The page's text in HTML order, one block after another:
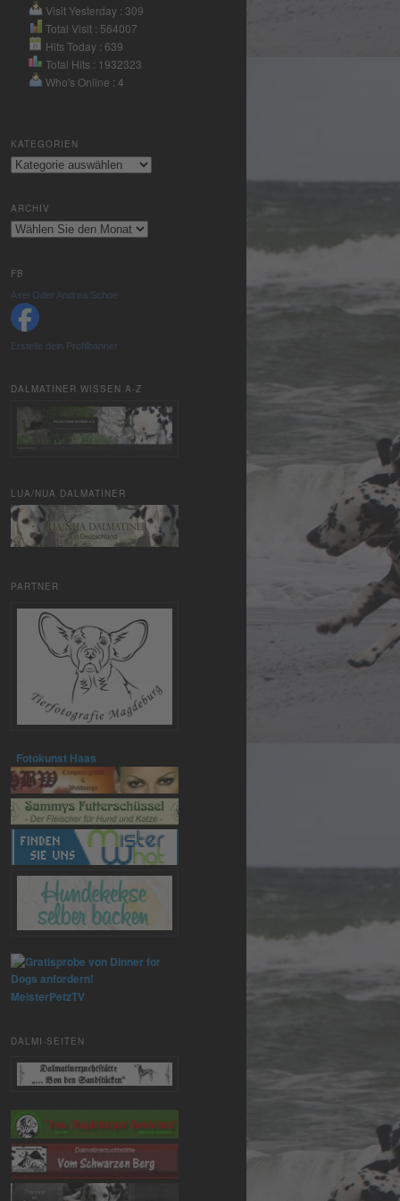
Nutzung des
Service zu, um
dieses Video
anzusehen.
Akzeptieren
Consent
eRecht24
Visit Yesterday : 309
Total Visit : 564007
Hits Today : 639
Total Hits : 1932323
Who's Online : 4
KATEGORIEN
Kategorien
ARCHIV
Archiv
FB
Axel Oder Andrea Schoe
Erstelle dein Profilbanner
DALMATINER WISSEN A-Z
LUA/NUA DALMATINER
PARTNER
Fotokunst Haas
MeisterPetzTV
DALMI-SEITEN